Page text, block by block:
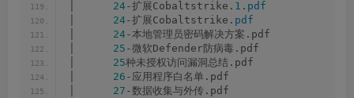
24-扩展Cobaltstrike. 1 . pdf
24-扩展Cobaltstrike. pdf
24-本地管理员密码解决方案.pdf
25 -微软Defender防病毒.pdf
25种未授权访问漏洞总结.pdf
26 -应用程序白名单.pdf
27 -数据收集与外传.pdf